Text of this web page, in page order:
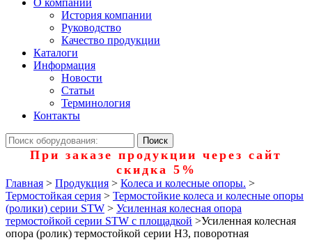
О компании
История компании
Руководство
Качество продукции
Каталоги
Информация
Новости
Статьи
Терминология
Контакты
При заказе продукции через сайт
скидка 5%
Главная > Продукция > Колеса и колесные опоры. >
Термостойкая серия > Термостойкие колеса и колесные опоры
(ролики) серии STW > Усиленная колесная опора
термостойкой серии STW с площадкой >Усиленная колесная
опора (ролик) термостойкой серии Н3, поворотная